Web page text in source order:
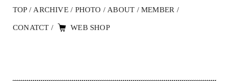
TOP ARCHIVE PHOTO ABOUT MEMBER
CONATCT WEB SHOP